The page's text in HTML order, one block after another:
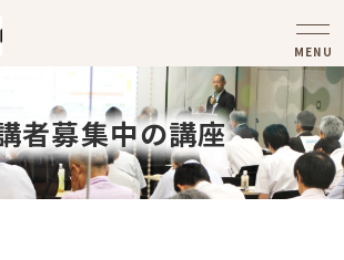
MENU
者募集中の講座